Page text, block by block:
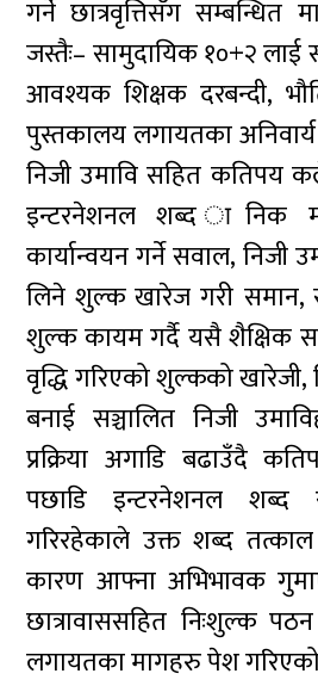
गर्ने छात्रवृत्तिसँग
जस्तैः– सामुदायिक १०+२ लाई
आवश्यक शिक्षक दरबन्दी,
पुस्तकालय लगायतका
निजी उमावि सहित कतिपय
इन्टरनेशनल शब्द ानिक
कार्यान्वयन गर्ने सवाल, निजी
लिने शुल्क खारेज गरी समान,
शुल्क कायम गर्दै यसै शैक्षिक
वृद्धि गरिएको शुल्कको खारेजी,
बनाई सञ्चालित निजी
प्रक्रिया अगाडि बढाउँदै
पछाडि इन्टरनेशनल शब्द
गरिरहेकाले उक्त शब्द
कारण आफ्ना अभिभावक
छात्रावाससहित निःशुल्क
लगायतका मागहरु पेश